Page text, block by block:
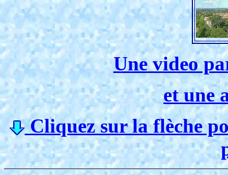
Une video
et une
Cliquez sur la flèche